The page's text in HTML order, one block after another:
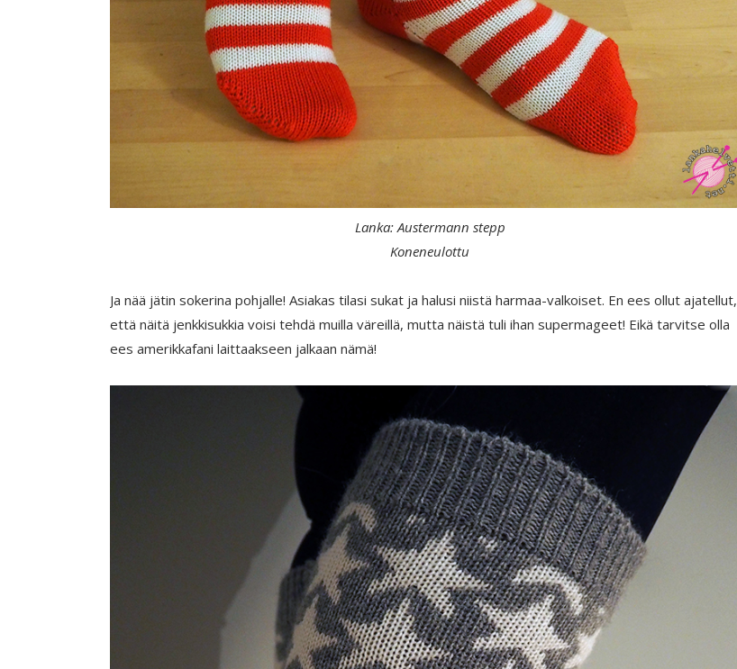
Lanka: Austermann stepp
Koneneulottu
Ja nää jätin sokerina pohjalle! Asiakas tilasi sukat ja halusi niistä harmaa-valkoiset. En ees ollut ajatellut,
että näitä jenkkisukkia voisi tehdä muilla väreillä, mutta näistä tuli ihan supermageet! Eikä tarvitse olla
ees amerikkafani laittaakseen jalkaan nämä!